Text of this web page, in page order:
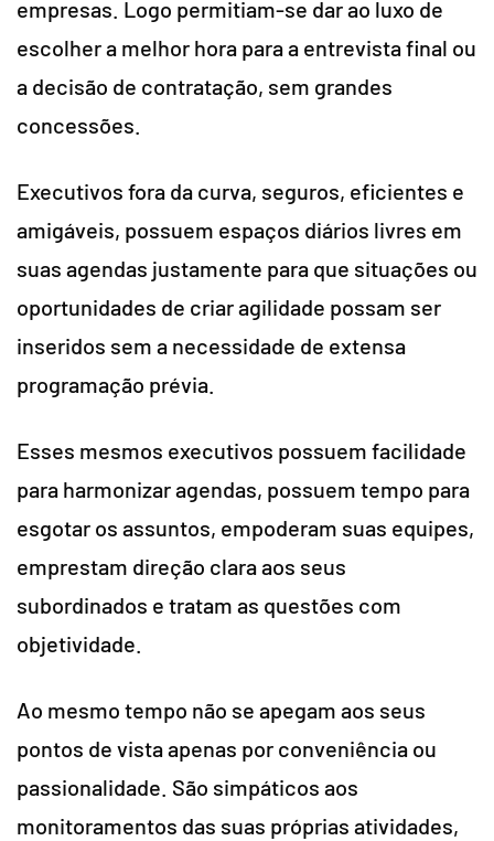
empresas. Logo permitiam-se dar ao luxo de
escolher a melhor hora para a entrevista final ou
a decisão de contratação, sem grandes
concessões.
Executivos fora da curva, seguros, eficientes e
amigáveis, possuem espaços diários livres em
suas agendas justamente para que situações ou
oportunidades de criar agilidade possam ser
inseridos sem a necessidade de extensa
programação prévia.
Esses mesmos executivos possuem facilidade
para harmonizar agendas, possuem tempo para
esgotar os assuntos, empoderam suas equipes,
emprestam direção clara aos seus
subordinados e tratam as questões com
objetividade.
Ao mesmo tempo não se apegam aos seus
pontos de vista apenas por conveniência ou
passionalidade. São simpáticos aos
monitoramentos das suas próprias atividades,